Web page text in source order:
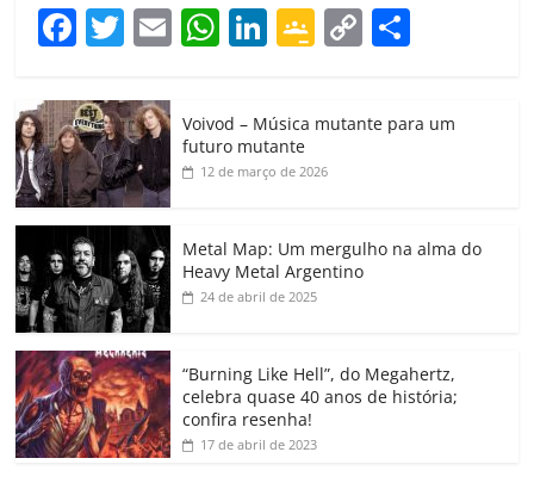
F
c
e
b
o
o
k
T
itt
er
E
ai
W
at
s
A
p
Li
k
e
dI
G
gl
e
a
ss
o
m
C
y
k
p
h
Voivod – Música mutante para um
futuro mutante
12 de março de 2026
Metal Map: Um mergulho na alma do
Heavy Metal Argentino
24 de abril de 2025
“Burning Like Hell”, do Megahertz,
celebra quase 40 anos de história;
confira resenha!
17 de abril de 2023